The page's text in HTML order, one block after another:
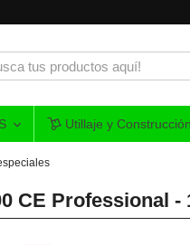
Utillaje y Construcción
CE Professional -